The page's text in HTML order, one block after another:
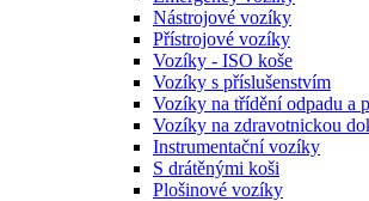
Nástrojové vozíky
Přístrojové vozíky
Vozíky - ISO koše
Vozíky s příslušenstvím
Vozíky na třídění odpadu a
Vozíky na zdravotnickou
Instrumentační vozíky
S drátěnými koši
Plošinové vozíky